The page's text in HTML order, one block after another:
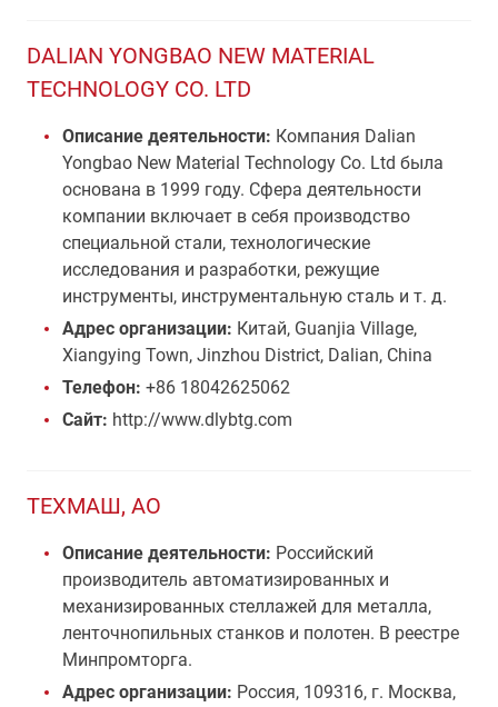
DALIAN YONGBAO NEW MATERIAL
TECHNOLOGY CO. LTD
Описание деятельности: Компания Dalian
Yongbao New Material Technology Co. Ltd была
основана в 1999 году. Сфера деятельности
компании включает в себя производство
специальной стали, технологические
исследования и разработки, режущие
инструменты, инструментальную сталь и т. д.
Адрес организации: Китай, Guanjia Village,
Xiangying Town, Jinzhou District, Dalian, China
Телефон: +86 18042625062
Сайт: http://www.dlybtg.com
ТЕХМАШ, АО
Описание деятельности: Российский
производитель автоматизированных и
механизированных стеллажей для металла,
ленточнопильных станков и полотен. В реестре
Минпромторга.
Адрес организации: Россия, 109316, г. Москва,